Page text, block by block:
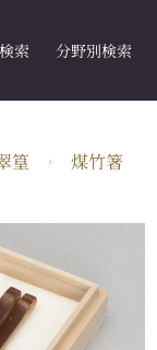
索 分野別検索
篁 煤竹箸